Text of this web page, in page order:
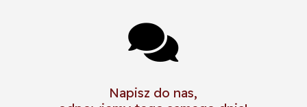

Napisz do nas,